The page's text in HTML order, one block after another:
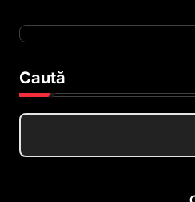
Caută